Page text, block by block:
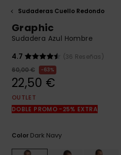
respuestas a
las preguntas
formulario de
contacto.
Sudaderas Cuello Redondo
Graphic
Sudadera Azul Hombre
4.7
(36 Reseñas)
60,00 €
63%
22,50 €
OUTLET
DOBLE PROMO -25% EXTRA
Color Dark Navy